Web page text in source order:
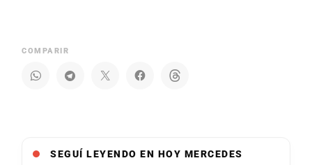
COMPARIR
SEGUÍ LEYENDO EN HOY MERCEDES